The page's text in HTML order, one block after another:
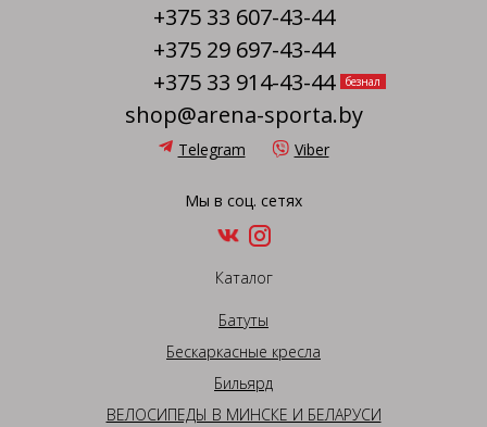
+375 33 607-43-44
+375 29 697-43-44
+375 33 914-43-44
безнал
shop@arena-sporta.by
Telegram Viber
Мы в соц. сетях
Каталог
Батуты
Бескаркасные кресла
Бильярд
ВЕЛОСИПЕДЫ В МИНСКЕ И БЕЛАРУСИ